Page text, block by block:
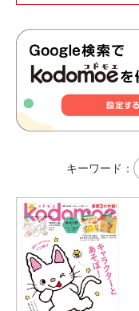
キーワード：